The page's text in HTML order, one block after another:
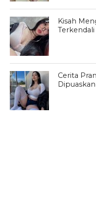
Kisah
Terkendali
Cerita
Dipuaskan